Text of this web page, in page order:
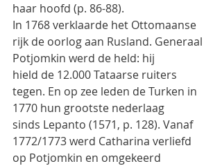
haar hoofd (p. 86-88).
In 1768 verklaarde het Ottomaanse
rijk de oorlog aan Rusland. Generaal
Potjomkin werd de held: hij
hield de 12.000 Tataarse ruiters
tegen. En op zee leden de Turken in
1770 hun grootste nederlaag
sinds Lepanto (1571, p. 128). Vanaf
1772/1773 werd Catharina verliefd
op Potjomkin en omgekeerd